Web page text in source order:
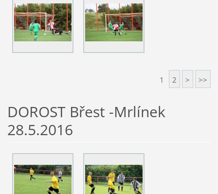
1 2 > >>
DOROST Břest -Mrlínek
28.5.2016